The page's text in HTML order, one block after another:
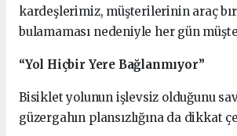
kardeşlerimiz, müşterilerinin araç
bulamaması nedeniyle her gün
“Yol Hiçbir Yere Bağlanmıyor”
Bisiklet yolunun işlevsiz olduğunu
güzergahın plansızlığına da dikkat